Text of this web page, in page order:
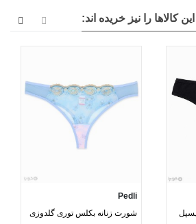
کالاها را نیز خریده اند:
Pedli
شورت زنانه بکلس توری گلدوزی